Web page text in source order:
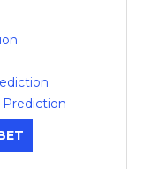
Prediction